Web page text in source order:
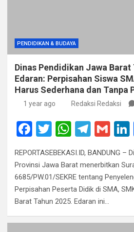
PENDIDIKAN & BUDAYA
Dinas Pendidikan Jawa
Edaran: Perpisahan Siswa
Harus Sederhana dan Tanpa
1 year ago Redaksi Redaksi
F
ce
b
o
o
k
T
tt
er
W
at
s
A
p
p
T
e
gr
a
m
G
ail
REPORTASEBEKASI.ID, BANDUNG –
Provinsi Jawa Barat menerbitkan
6685/PW.01/SEKRE tentang
Perpisahan Peserta Didik di SMA,
Barat Tahun 2025. Edaran ini…